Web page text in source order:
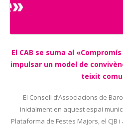
El CAB se suma al
impulsar un model de
teixit
El Consell d’Associacions de
inicialment en aquest espai
Plataforma de Festes Majors, el